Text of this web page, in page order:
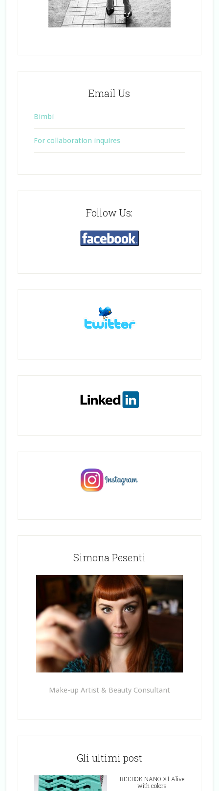
Email Us
Bimbi
For collaboration inquires
Follow Us:
Simona Pesenti
Make-up Artist & Beauty Consultant
Gli ultimi post
REEBOK NANO X1 Alive
with colors